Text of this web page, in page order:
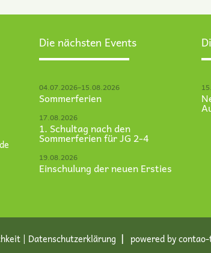
Die nächsten Events
04.07.2026–15.08.2026
Sommerferien
17.08.2026
1. Schultag nach den
Sommerferien für JG 2-4
19.08.2026
Einschulung der neuen Ersties
| Datenschutz­erklärung powered by